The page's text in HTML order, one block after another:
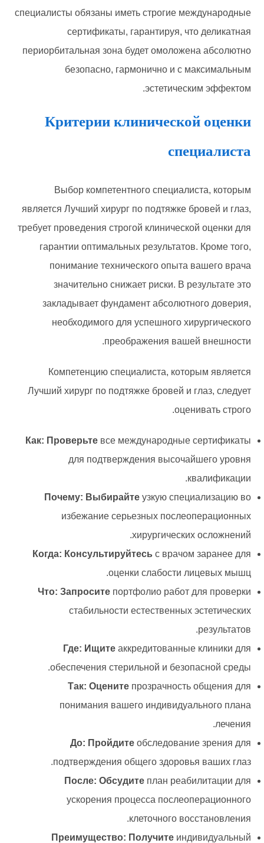
специалисты обязаны иметь строгие международные
сертификаты, гарантируя, что деликатная
периорбитальная зона будет омоложена абсолютно
безопасно, гармонично и с максимальным
эстетическим эффектом.
Критерии клинической оценки
специалиста
Выбор компетентного специалиста, которым
является Лучший хирург по подтяжке бровей и глаз,
требует проведения строгой клинической оценки для
гарантии оптимальных результатов. Кроме того,
понимание технического опыта вашего врача
значительно снижает риски. В результате это
закладывает фундамент абсолютного доверия,
необходимого для успешного хирургического
преображения вашей внешности.
Компетенцию специалиста, которым является
Лучший хирург по подтяжке бровей и глаз, следует
оценивать строго.
Как: Проверьтевсе международные сертификаты
для подтверждения высочайшего уровня
квалификации.
Почему: Выбирайтеузкую специализацию во
избежание серьезных послеоперационных
хирургических осложнений.
Когда: Консультируйтесь с врачом заранее для
оценки слабости лицевых мышц.
Что: Запроситепортфолио работ для проверки
стабильности естественных эстетических
результатов.
Где: Ищитеаккредитованные клиники для
обеспечения стерильной и безопасной среды.
Так: Оценитепрозрачность общения для
понимания вашего индивидуального плана
лечения.
До: Пройдитеобследование зрения для
подтверждения общего здоровья ваших глаз.
После: Обсудитеплан реабилитации для
ускорения процесса послеоперационного
клеточного восстановления.
Преимущество: Получитеиндивидуальный